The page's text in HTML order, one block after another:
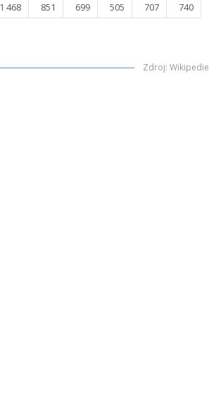
1 468 851 699 505 707
740
Zdroj: Wikipedie